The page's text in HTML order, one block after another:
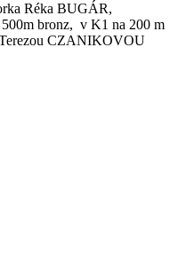
Réka BUGÁR,
bronz, v K1 na 200 m
CZANIKOVOU